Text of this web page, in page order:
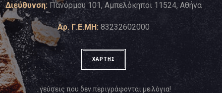
Διεύθυνση: Πανόρμου 101, Αμπελόκηποι 11524, Αθήνα
Αρ. Γ.Ε.ΜΗ: 83232602000
ΧΑΡΤΗΣ
…γεύσεις που δεν περιγράφονται με λόγια!